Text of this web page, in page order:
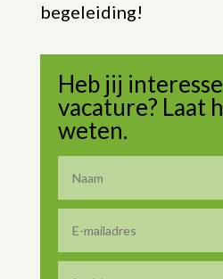
begeleiding!
Heb jij
vacature? Laat
weten.